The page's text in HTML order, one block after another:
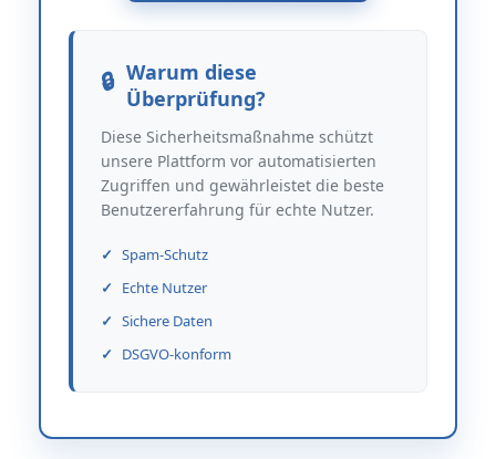
Warum diese
Überprüfung?
Diese Sicherheitsmaßnahme schützt
unsere Plattform vor automatisierten
Zugriffen und gewährleistet die beste
Benutzererfahrung für echte Nutzer.
Spam-Schutz
Echte Nutzer
Sichere Daten
DSGVO-konform